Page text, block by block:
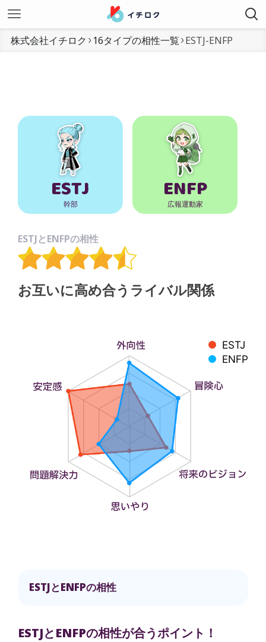
株式会社イチロク 16タイプの相性一覧 ESTJ-ENFP
ESTJ
幹部 ENFP
広報運動家
ESTJとENFPの相性
お互いに高め合うライバル関係
ESTJ
ENFP
ESTJとENFPの相性
ESTJとENFPの相性が合うポイント！